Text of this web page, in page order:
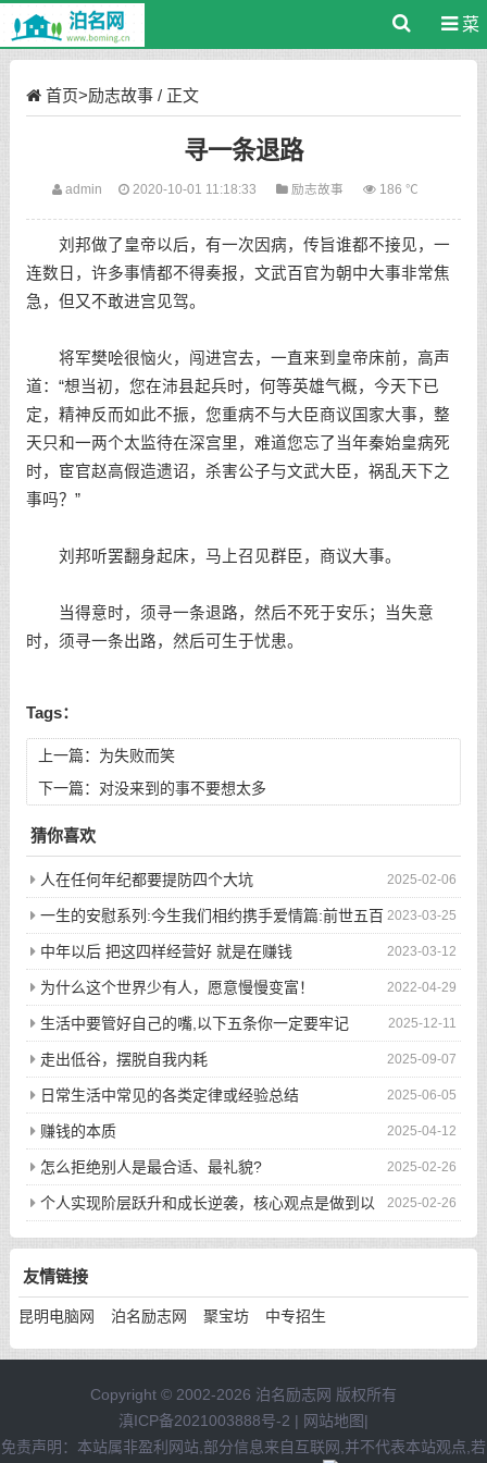
菜
首页>励志故事/ 正文
寻一条退路
admin 2020-10-01 11:18:33 励志故事 186 ℃
刘邦做了皇帝以后，有一次因病，传旨谁都不接见，一
连数日，许多事情都不得奏报，文武百官为朝中大事非常焦
急，但又不敢进宫见驾。
将军樊哙很恼火，闯进宫去，一直来到皇帝床前，高声
道：“想当初，您在沛县起兵时，何等英雄气概，今天下已
定，精神反而如此不振，您重病不与大臣商议国家大事，整
天只和一两个太监待在深宫里，难道您忘了当年秦始皇病死
时，宦官赵高假造遗诏，杀害公子与文武大臣，祸乱天下之
事吗？”
刘邦听罢翻身起床，马上召见群臣，商议大事。
当得意时，须寻一条退路，然后不死于安乐；当失意
时，须寻一条出路，然后可生于忧患。
Tags：
上一篇： 为失败而笑
下一篇： 对没来到的事不要想太多
猜你喜欢
2025-02-06
人在任何年纪都要提防四个大坑
2023-03-25
一生的安慰系列:今生我们相约携手爱情篇:前世五百
次的回眸才换来今生的相遇
2023-03-12
中年以后 把这四样经营好 就是在赚钱
2022-04-29
为什么这个世界少有人，愿意慢慢变富！
2025-12-11
生活中要管好自己的嘴,以下五条你一定要牢记
2025-09-07
走出低谷，摆脱自我内耗
2025-06-05
日常生活中常见的各类定律或经验总结
2025-04-12
赚钱的本质
2025-02-26
怎么拒绝别人是最合适、最礼貌?
2025-02-26
个人实现阶层跃升和成长逆袭，核心观点是做到以
下八件事
友情链接
昆明电脑网 泊名励志网 聚宝坊 中专招生
Copyright © 2002-2026 泊名励志网 版权所有
滇ICP备2021003888号-2 | 网站地图|
免责声明：本站属非盈利网站,部分信息来自互联网,并不代表本站观点,若